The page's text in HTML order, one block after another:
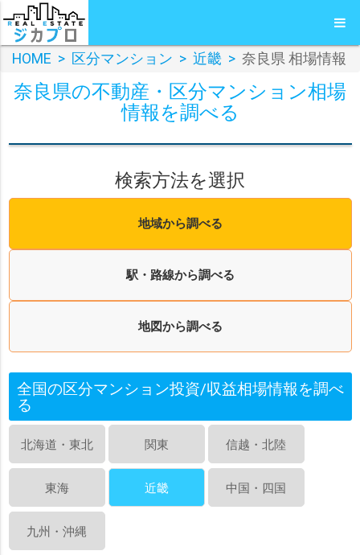
HOME > 区分マンション > 近畿 > 奈良県 相場情報
奈良県の不動産・区分マンション相場
情報を調べる
検索方法を選択
地域から調べる
駅・路線から調べる
地図から調べる
全国の区分マンション投資/収益相場情報を調べ
る
北海道・東北 関東 信越・北陸
東海 近畿 中国・四国
九州・沖縄